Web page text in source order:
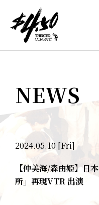
NEWS
2024.05.10 [Fri]
【仲美海/森由姫】日
所」再現VTR 出演